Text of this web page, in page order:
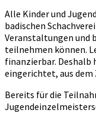
Alle Kinder und
badischen
Veranstaltungen und
teilnehmen können.
finanzierbar. Deshalb
eingerichtet, aus dem
Bereits für die